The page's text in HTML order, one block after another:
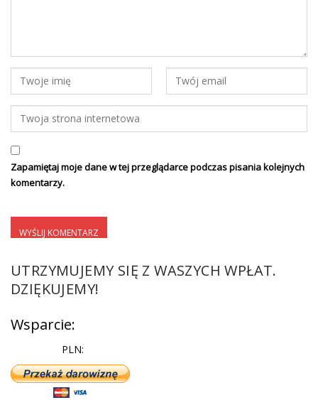
Zapamiętaj moje dane w tej przeglądarce podczas pisania kolejnych
komentarzy.
UTRZYMUJEMY SIĘ Z WASZYCH WPŁAT.
DZIĘKUJEMY!
Wsparcie:
PLN: